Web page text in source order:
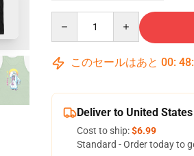
このセールはあと 00: 48:
Deliver to United States
Cost to ship:$6.99
Standard - Order today to